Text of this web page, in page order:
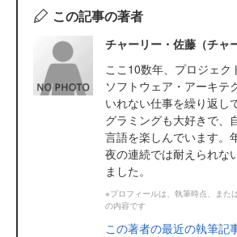
この記事の著者
チャーリー・佐藤（チャ
ここ10数年、プロジェク
ソフトウェア・アーキテ
いれない仕事を繰り返し
グラミングも大好きで、
言語を楽しんでいます。
夜の連続では耐えられな
ました。
※プロフィールは、執筆時点、また
の内容です
この著者の最近の執筆記